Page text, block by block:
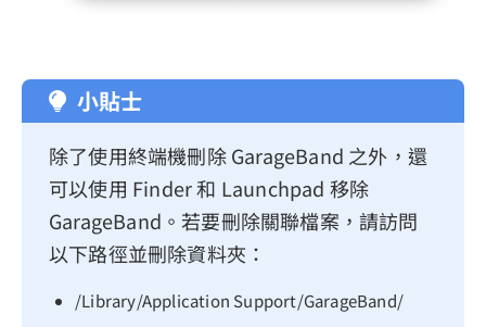
小貼士
除了使用終端機刪除 GarageBand 之外，還
可以使用 Finder 和 Launchpad 移除
GarageBand。若要刪除關聯檔案，請訪問
以下路徑並刪除資料夾：
/Library/Application Support/GarageBand/